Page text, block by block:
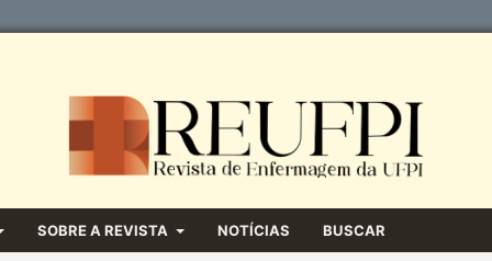
SOBRE A REVISTA NOTÍCIAS BUSCAR